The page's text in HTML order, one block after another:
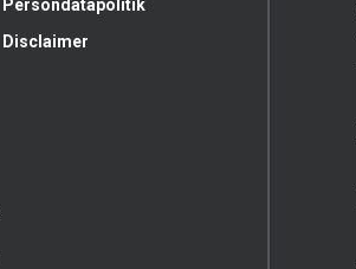
Persondatapolitik
Disclaimer